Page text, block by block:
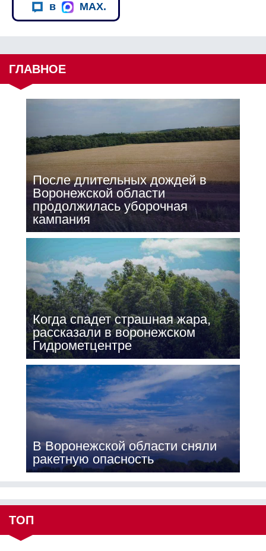
в MAX.
ГЛАВНОЕ
После длительных дождей в
Воронежской области
продолжилась уборочная
кампания
Когда спадет страшная жара,
рассказали в воронежском
Гидрометцентре
В Воронежской области сняли
ракетную опасность
ТОП